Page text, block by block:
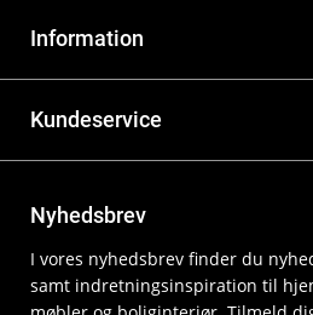
Information
Kundeservice
Nyhedsbrev
I vores nyhedsbrev finder du
samt indretningsinspiration til